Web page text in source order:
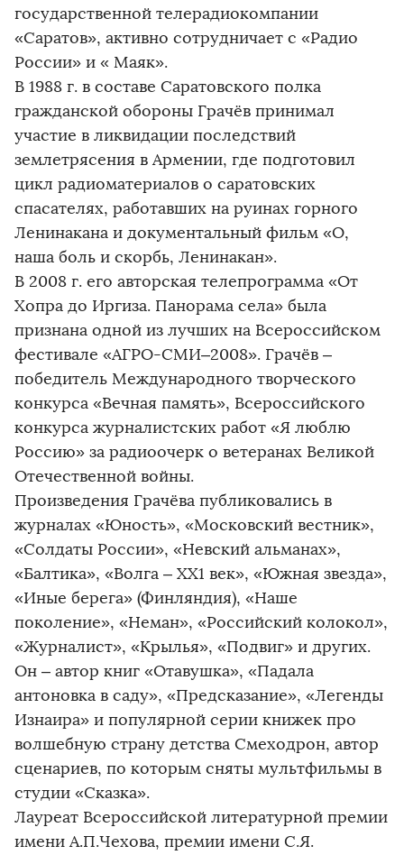
государственной телерадиокомпании
«Саратов», активно сотрудничает с «Радио
России» и « Маяк».
В 1988 г. в составе Саратовского полка
гражданской обороны Грачёв принимал
участие в ликвидации последствий
землетрясения в Армении, где подготовил
цикл радиоматериалов о саратовских
спасателях, работавших на руинах горного
Ленинакана и документальный фильм «О,
наша боль и скорбь, Ленинакан».
В 2008 г. его авторская телепрограмма «От
Хопра до Иргиза. Панорама села» была
признана одной из лучших на Всероссийском
фестивале «АГРО-СМИ–2008». Грачёв –
победитель Международного творческого
конкурса «Вечная память», Всероссийского
конкурса журналистских работ «Я люблю
Россию» за радиоочерк о ветеранах Великой
Отечественной войны.
Произведения Грачёва публиковались в
журналах «Юность», «Московский вестник»,
«Солдаты России», «Невский альманах»,
«Балтика», «Волга – ХХ1 век», «Южная звезда»,
«Иные берега» (Финляндия), «Наше
поколение», «Неман», «Российский колокол»,
«Журналист», «Крылья», «Подвиг» и других.
Он – автор книг «Отавушка», «Падала
антоновка в саду», «Предсказание», «Легенды
Изнаира» и популярной серии книжек про
волшебную страну детства Смеходрон, автор
сценариев, по которым сняты мультфильмы в
студии «Сказка».
Лауреат Всероссийской литературной премии
имени А.П.Чехова, премии имени С.Я.